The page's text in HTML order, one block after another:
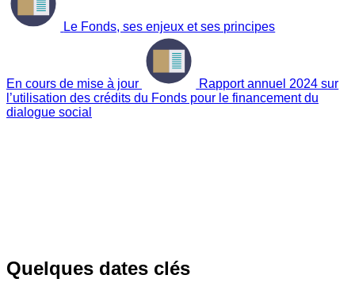
Le Fonds, ses enjeux et ses principes
En cours de mise à jour
Rapport annuel 2024 sur
l’utilisation des crédits du Fonds pour le financement du
dialogue social
Quelques dates clés